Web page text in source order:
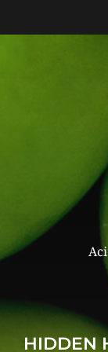
HIDDEN